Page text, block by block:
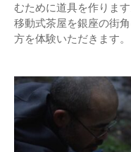
むために道具を作りま
移動式茶屋を銀座の街
方を体験いただきます。